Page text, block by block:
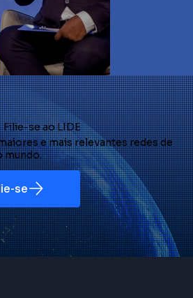
Filie-se ao LIDE
e mais relevantes redes de
mundo.
se